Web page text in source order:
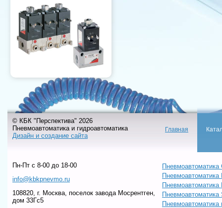
© КБК "Перспектива" 2026
Пневмоавтоматика и гидроавтоматика
Дизайн и создание сайта
Главная
Пн-Пт c 8-00 до 18-00
info@kbkpnevmo.ru
108820, г. Москва, поселок завода Мосрентген,
дом 33Гс5
Пневмоавтоматика
Пневмоавтоматика
Пневмоавтоматика
Пневмоавтоматика